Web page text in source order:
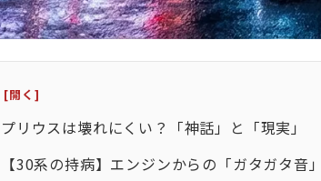
プリウスは壊れにくい？「神話」と「現実」
【30系の持病】エンジンからの「ガタガタ音